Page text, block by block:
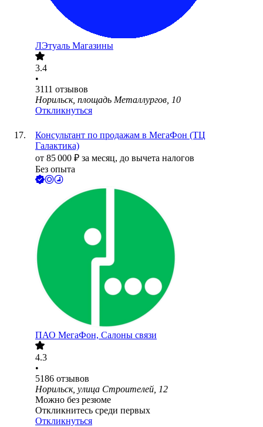
ЛЭтуаль Магазины
3.4
•
3111 отзывов
Норильск, площадь Металлургов, 10
Откликнуться
Консультант по продажам в МегаФон (ТЦ
Галактика)
от 85 000 ₽ за месяц, до вычета налогов
Без опыта
ПАО МегаФон, Салоны связи
4.3
•
5186 отзывов
Норильск, улица Строителей, 12
Можно без резюме
Откликнитесь среди первых
Откликнуться